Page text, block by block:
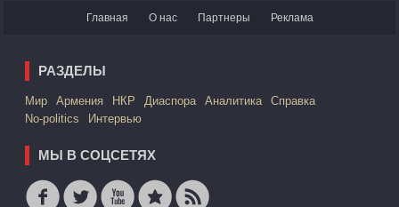
Главная О нас Партнеры Реклама
РАЗДЕЛЫ
Mир Армения НКР Диаспора Аналитика
Справка
No-politics
Интервью
МЫ В СОЦСЕТЯХ